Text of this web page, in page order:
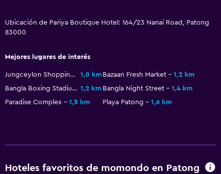
Ubicación de Pariya Boutique Hotel: 164/23 Nanai Road, Patong
83000
Mejores lugares de interés
Jungceylon Shopping Center 1,0 km Bazaan Fresh Market
1,2 km
Bangla Boxing Stadium 1,2 km Bangla Night Street
1,4 km
Paradise Complex
1,5 km Playa Patong 1,6 km
Hoteles favoritos de momondo en Patong